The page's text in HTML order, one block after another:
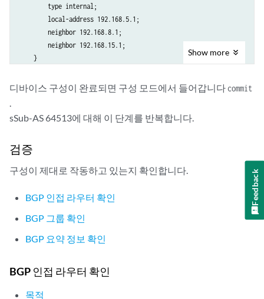
        type internal;
        local-address 192.168.5.1;
        neighbor 192.168.8.1;
        neighbor 192.168.15.1;
    }
Show more
디바이스 구성이 완료되면 구성 모드에서 들어갑니다 commit
.
sSub-AS 64513에 대해 이 단계를 반복합니다.
검증
구성이 제대로 작동하고 있는지 확인합니다.
BGP 인접 라우터 확인
BGP 그룹 확인
BGP 요약 정보 확인
BGP 인접 라우터 확인
목적
Feedback